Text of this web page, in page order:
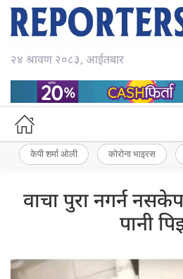
२४ श्रावण २०८३, आईतबार
केपी शर्मा ओली कोरोना भाइरस
वाचा पुरा नगर्न
पानी